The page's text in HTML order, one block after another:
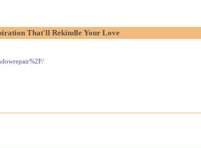
That'll Rekindle Your Love